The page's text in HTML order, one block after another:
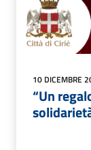
10 DICEMBRE
“Un